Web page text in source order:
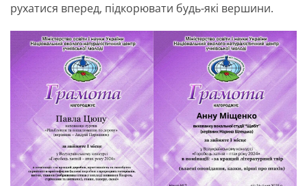
рухатися вперед, підкорювати будь-які вершини.